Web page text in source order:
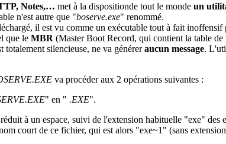
Notes,… met à la dispositionde tout le monde un
n'est autre que "boserve.exe" renommé.
il est vu comme un exécutable tout à fait
que le MBR (Master Boot Record, qui contient la table de
totalement silencieuse, ne va généreraucun message.
va procéder aux 2 opérations suivantes :
" en " .EXE".
à un espace, suivi de l'extension habituelle "exe"
court de ce fichier, qui est alors "exe~1" (sans